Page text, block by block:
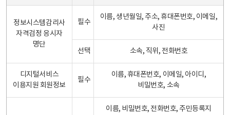
정보시스템감리사
자격검정 응시자
명단
필수
이름, 생년월일, 주소, 휴대폰번호, 이메일,
사진
선택 소속, 직위, 전화번호
디지털서비스
이용지원 회원정보
필수
이름, 휴대폰번호, 이메일, 아이디,
비밀번호, 소속
이름, 비밀번호, 전화번호, 주민등록지